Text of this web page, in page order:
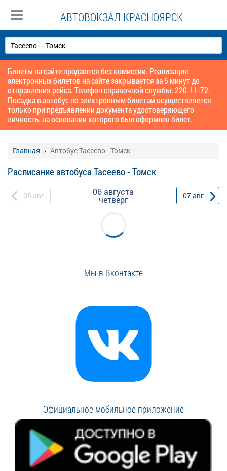
АВТОВОКЗАЛ КРАСНОЯРСК
Билеты на сайте продаются без комиссии. Реализация
электронных билетов на сайте закрывается за 5 минут до
отправления рейса. Телефон справочной службы: 220-11-72.
Посадка в автобус по электронным билетам осуществляется
только при предъявлении документа удостоверяющего
личность, на основании которого был оформлен билет.
Главная Автобус Тасеево - Томск
Расписание автобуса Тасеево - Томск
05 авг 06 августа
четверг 07авг
Мы в Вконтакте
Официальное мобильное приложение